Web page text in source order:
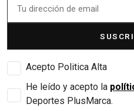
Acepto Politica Alta
He leído y acepto la
Deportes PlusMarca.